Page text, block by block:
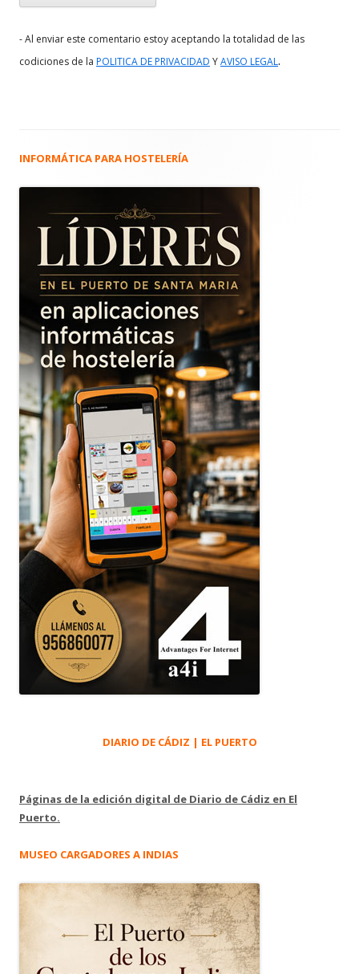
- Al enviar este comentario estoy aceptando la totalidad de las
codiciones de la POLITICA DE PRIVACIDAD YAVISO LEGAL.
Barra
principal
INFORMÁTICA PARA HOSTELERÍA
DIARIO DE CÁDIZ | EL PUERTO
Páginas de la edición digital de Diario de Cádiz en El
Puerto.
MUSEO CARGADORES A INDIAS